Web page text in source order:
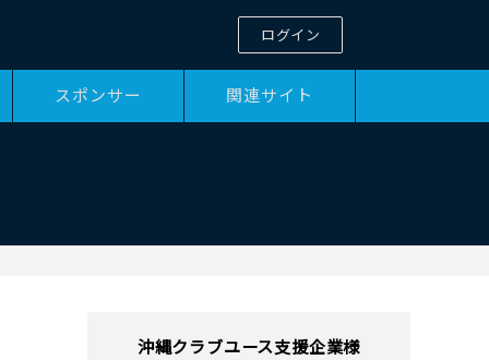
ログイン
スポンサー 関連サイト
沖縄クラブユース支援企業様